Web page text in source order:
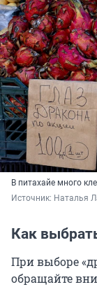
В питахайе много
Источник: Наталья
Как
При выборе
обращайте